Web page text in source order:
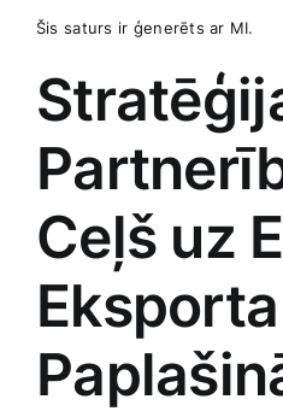
Šis⁤ saturs ⁢ir ģenerēts ar MI.
Ceļš uz
Eksporta